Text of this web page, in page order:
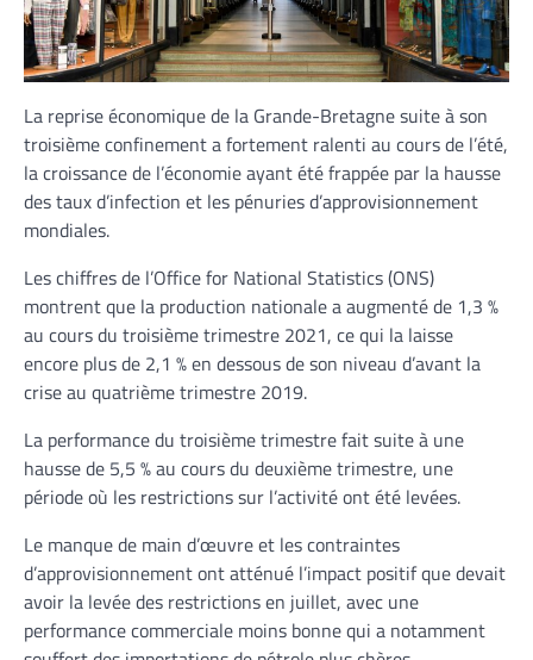
La reprise économique de la Grande-Bretagne suite à son
troisième confinement a fortement ralenti au cours de l’été,
la croissance de l’économie ayant été frappée par la hausse
des taux d’infection et les pénuries d’approvisionnement
mondiales.
Les chiffres de l’Office for National Statistics (ONS)
montrent que la production nationale a augmenté de 1,3 %
au cours du troisième trimestre 2021, ce qui la laisse
encore plus de 2,1 % en dessous de son niveau d’avant la
crise au quatrième trimestre 2019.
La performance du troisième trimestre fait suite à une
hausse de 5,5 % au cours du deuxième trimestre, une
période où les restrictions sur l’activité ont été levées.
Le manque de main d’œuvre et les contraintes
d’approvisionnement ont atténué l’impact positif que devait
avoir la levée des restrictions en juillet, avec une
performance commerciale moins bonne qui a notamment